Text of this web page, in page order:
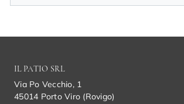
IL PATIO SRL
Via Po Vecchio, 1
45014 Porto Viro (Rovigo)